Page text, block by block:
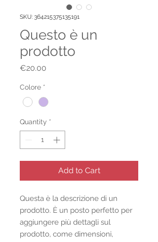
SKU: 364215375135191
Questo è un
prodotto
€20.00
Colore *
Quantity *
Add to Cart
Questa è la descrizione di un
prodotto. È un posto perfetto per
aggiungere più dettagli sul
prodotto, come dimensioni,